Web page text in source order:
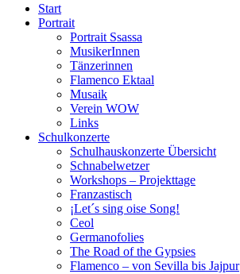
Start
Portrait
Portrait Ssassa
MusikerInnen
Tänzerinnen
Flamenco Ektaal
Musaik
Verein WOW
Links
Schulkonzerte
Schulhauskonzerte Übersicht
Schnabelwetzer
Workshops – Projekttage
Franzastisch
¡Let´s sing oise Song!
Ceol
Germanofolies
The Road of the Gypsies
Flamenco – von Sevilla bis Jajpur